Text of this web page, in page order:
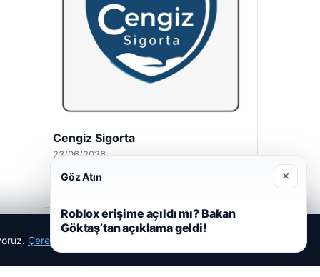
Cengiz Sigorta
23/06/2026
Çerez Politikamız
Göz Atın ×
Roblox erişime açıldı mı? Bakan
Göktaş’tan açıklama geldi!